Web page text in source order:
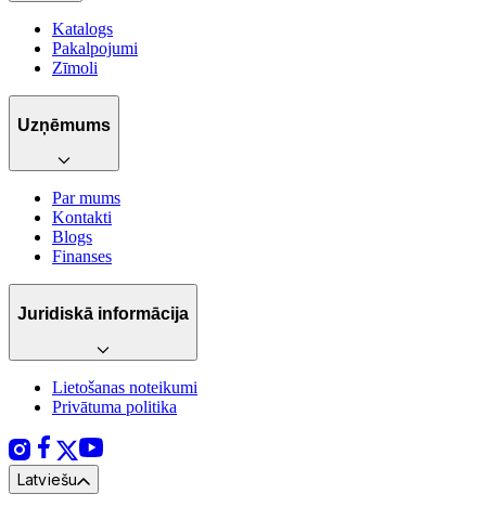
Katalogs
Pakalpojumi
Zīmoli
Uzņēmums
Par mums
Kontakti
Blogs
Finanses
Juridiskā informācija
Lietošanas noteikumi
Privātuma politika
Latviešu